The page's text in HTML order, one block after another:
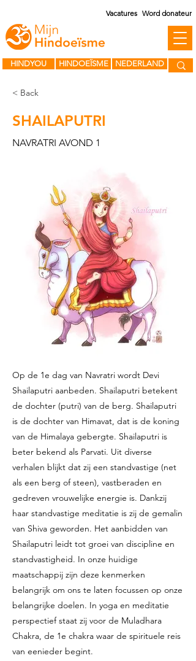
HINDOEÏSME
HINDYOU NEDERLAND
Vacatures Word donateur
< Back
SHAILAPUTRI
NAVRATRI AVOND 1
Op de 1e dag van Navratri wordt Devi
Shailaputri aanbeden. Shailaputri betekent
de dochter (putri) van de berg. Shailaputri
is de dochter van Himavat, dat is de koning
van de Himalaya gebergte. Shailaputri is
beter bekend als Parvati. Uit diverse
verhalen blijkt dat zij een standvastige (net
als een berg of steen), vastberaden en
gedreven vrouwelijke energie is. Dankzij
haar standvastige meditatie is zij de gemalin
van Shiva geworden. Het aanbidden van
Shailaputri leidt tot groei van discipline en
standvastigheid. In onze huidige
maatschappij zijn deze kenmerken
belangrijk om ons te laten focussen op onze
belangrijke doelen. In yoga en meditatie
perspectief staat zij voor de Muladhara
Chakra, de 1e chakra waar de spirituele reis
van eenieder begint.